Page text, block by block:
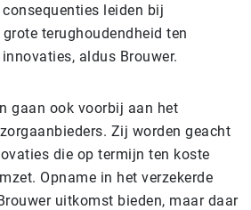
leiden bij
terughoudendheid ten
aldus Brouwer.
gaan ook voorbij aan het
Zij worden geacht
die op termijn ten koste
Opname in het verzekerde
uitkomst bieden, maar daar